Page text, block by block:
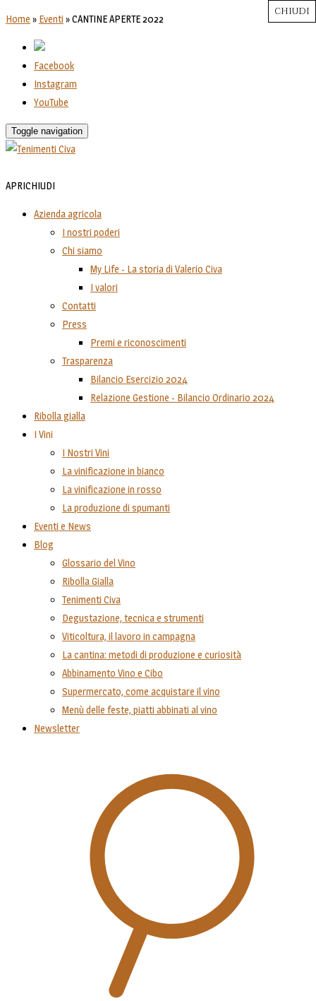
Home » Eventi »CANTINE APERTE 2022
Facebook
Instagram
YouTube
Toggle navigation
APRICHIUDI
Azienda agricola
I nostri poderi
Chi siamo
My Life - La storia di Valerio Civa
I valori
Contatti
Press
Premi e riconoscimenti
Trasparenza
Bilancio Esercizio 2024
Relazione Gestione - Bilancio Ordinario 2024
Ribolla gialla
I Vini
I Nostri Vini
La vinificazione in bianco
La vinificazione in rosso
La produzione di spumanti
Eventi e News
Blog
Glossario del Vino
Ribolla Gialla
Tenimenti Civa
Degustazione, tecnica e strumenti
Viticoltura, il lavoro in campagna
La cantina: metodi di produzione e curiosità
Abbinamento Vino e Cibo
Supermercato, come acquistare il vino
Menù delle feste, piatti abbinati al vino
Newsletter
Close
Close
Close
Close
CHIUDI
CHIUDI
CHIUDI
CHIUDI
CHIUDI